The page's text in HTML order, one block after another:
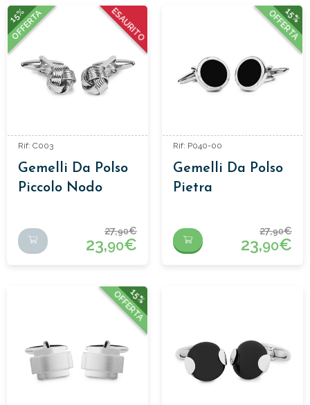
ESAURITO
15%
OFFERTA
Rif: C003
Gemelli Da Polso
Piccolo Nodo
27,90€
23,90€
15%
OFFERTA
Rif: P040-00
Gemelli Da Polso
Pietra
27,90€
23,90€
15%
OFFERTA